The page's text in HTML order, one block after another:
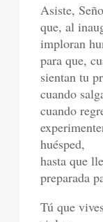
Asiste,
que, al
imploran
para que,
sientan tu
cuando
cuando
huésped,
hasta que
preparada
Tú que